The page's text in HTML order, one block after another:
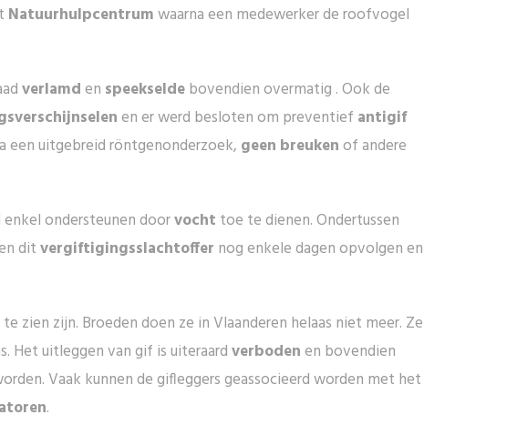
Natuurhulpcentrumwaarna een medewerker de roofvogel
verlamden speekseldebovendien overmatig . Ook de
en er werd besloten om preventief antigif
een uitgebreid röntgenonderzoek, geen breukenof andere
ondersteunen doorvocht toe te dienen. Ondertussen
ditvergiftigingsslachtoffer nog enkele dagen opvolgen en
zien zijn. Broeden doen ze in Vlaanderen helaas niet meer. Ze
Het uitleggen van gif is uiteraardverbodenen bovendien
Vaak kunnen de gifleggers geassocieerd worden met het
.